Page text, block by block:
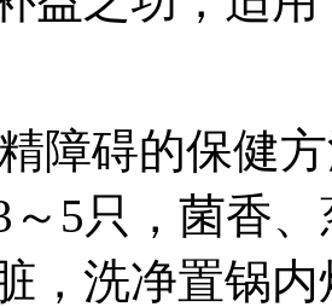
碍的保健方
～5只，菌香
，洗净置锅